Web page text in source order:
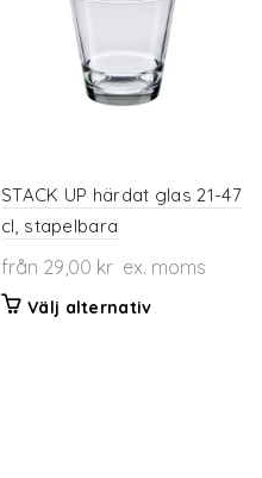
STACK UP härdat glas 21-47
cl, stapelbara
från 29,00 kr ex. moms
Välj alternativDen